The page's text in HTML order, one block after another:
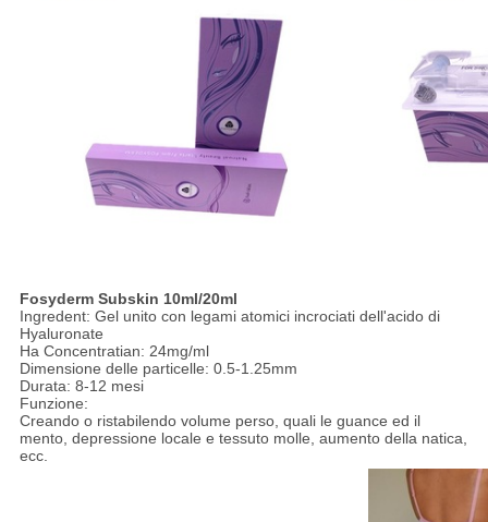
Fosyderm Subskin 10ml/20ml
Ingredent: Gel unito con legami atomici incrociati dell'acido di
Hyaluronate
Ha Concentratian: 24mg/ml
Dimensione delle particelle: 0.5-1.25mm
Durata: 8-12 mesi
Funzione:
Creando o ristabilendo volume perso, quali le guance ed il
mento, depressione locale e tessuto molle, aumento della natica,
ecc.